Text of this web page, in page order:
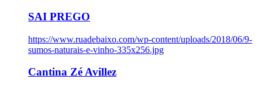
SAI PREGO
https://www.ruadebaixo.com/wp-content/uploads/2018/06/9-
sumos-naturais-e-vinho-335x256.jpg
Cantina Zé Avillez